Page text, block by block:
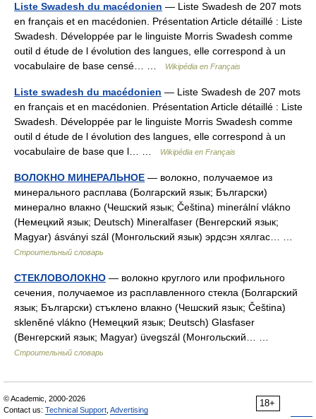
Liste Swadesh du macédonien — Liste Swadesh de 207 mots
en français et en macédonien. Présentation Article détaillé : Liste
Swadesh. Développée par le linguiste Morris Swadesh comme
outil d étude de l évolution des langues, elle correspond à un
vocabulaire de base censé… …
Wikipédia en Français
Liste swadesh du macédonien — Liste Swadesh de 207 mots
en français et en macédonien. Présentation Article détaillé : Liste
Swadesh. Développée par le linguiste Morris Swadesh comme
outil d étude de l évolution des langues, elle correspond à un
vocabulaire de base que l… …
Wikipédia en Français
ВОЛОКНО МИНЕРАЛЬНОЕ — волокно, получаемое из
минерального расплава (Болгарский язык; Български)
минерално влакно (Чешский язык; Čeština) minerální vlákno
(Немецкий язык; Deutsch) Mineralfaser (Венгерский язык;
Magyar) ásványi szál (Монгольский язык) эрдсэн хялгас… …
Строительный словарь
СТЕКЛОВОЛОКНО — волокно круглого или профильного
сечения, получаемое из расплавленного стекла (Болгарский
язык; Български) стъклено влакно (Чешский язык; Čeština)
skleněné vlákno (Немецкий язык; Deutsch) Glasfaser
(Венгерский язык; Magyar) üvegszál (Монгольский… …
Строительный словарь
18+
© Academic, 2000-2026
Contact us: Technical Support Advertising